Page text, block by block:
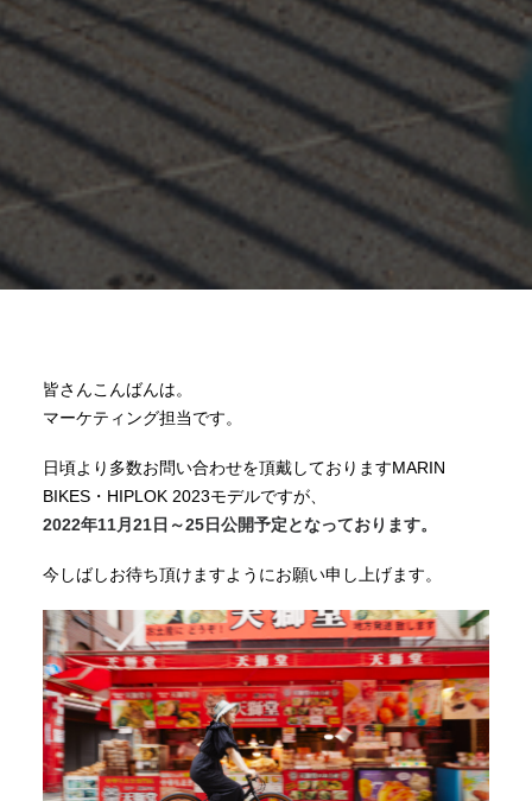
皆さんこんばんは。
マーケティング担当です。
日頃より多数お問い合わせを頂戴しておりますMARIN
BIKES・HIPLOK 2023モデルですが、
2022年11月21日～25日公開予定となっております。
今しばしお待ち頂けますようにお願い申し上げます。